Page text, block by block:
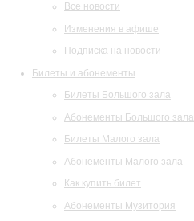
Все новости
Изменения в афише
Подписка на новости
Билеты и абонементы
Билеты Большого зала
Абонементы Большого зала
Билеты Малого зала
Абонементы Малого зала
Как купить билет
Абонементы Музитория